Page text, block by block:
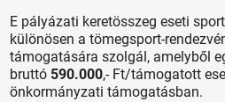
E pályázati keretösszeg eseti
különösen a tömegsport-
támogatására szolgál, amelyből
bruttó 590.000,- Ft/támogatott
önkormányzati támogatásban.